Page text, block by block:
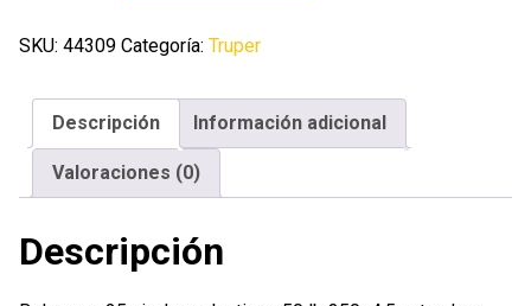
cinchos
50
350x4.5
naturales
SKU: 44309 Categoría: Truper
Descripción Información adicional
Valoraciones (0)
Descripción